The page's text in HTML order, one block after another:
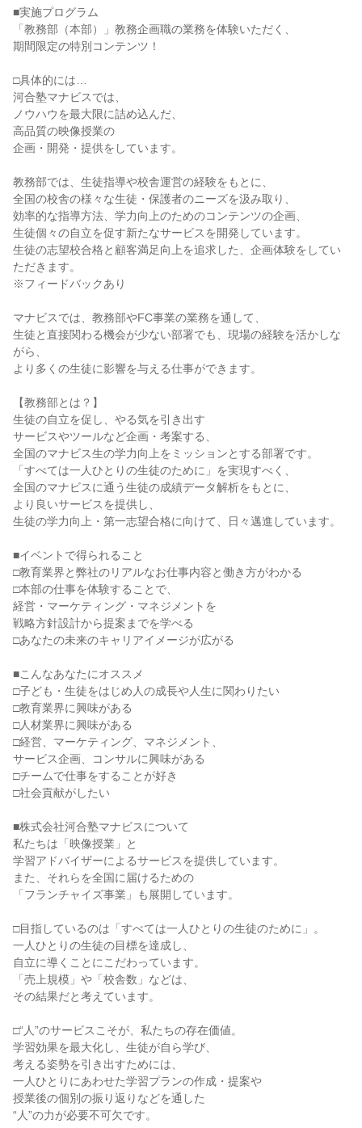
■実施プログラム
「教務部（本部）」教務企画職の業務を体験いただく、
期間限定の特別コンテンツ！
□具体的には…
河合塾マナビスでは、
ノウハウを最大限に詰め込んだ、
高品質の映像授業の
企画・開発・提供をしています。
教務部では、生徒指導や校舎運営の経験をもとに、
全国の校舎の様々な生徒・保護者のニーズを汲み取り、
効率的な指導方法、学力向上のためのコンテンツの企画、
生徒個々の自立を促す新たなサービスを開発しています。
生徒の志望校合格と顧客満足向上を追求した、企画体験をしてい
ただきます。
※フィードバックあり
マナビスでは、教務部やFC事業の業務を通して、
生徒と直接関わる機会が少ない部署でも、現場の経験を活かしな
がら、
より多くの生徒に影響を与える仕事ができます。
【教務部とは？】
生徒の自立を促し、やる気を引き出す
サービスやツールなど企画・考案する、
全国のマナビス生の学力向上をミッションとする部署です。
「すべては一人ひとりの生徒のために」を実現すべく、
全国のマナビスに通う生徒の成績データ解析をもとに、
より良いサービスを提供し、
生徒の学力向上・第一志望合格に向けて、日々邁進しています。
■イベントで得られること
□教育業界と弊社のリアルなお仕事内容と働き方がわかる
□本部の仕事を体験することで、
経営・マーケティング・マネジメントを
戦略方針設計から提案までを学べる
□あなたの未来のキャリアイメージが広がる
■こんなあなたにオススメ
□子ども・生徒をはじめ人の成長や人生に関わりたい
□教育業界に興味がある
□人材業界に興味がある
□経営、マーケティング、マネジメント、
サービス企画、コンサルに興味がある
□チームで仕事をすることが好き
□社会貢献がしたい
■株式会社河合塾マナビスについて
私たちは「映像授業」と
学習アドバイザーによるサービスを提供しています。
また、それらを全国に届けるための
「フランチャイズ事業」も展開しています。
□目指しているのは「すべては一人ひとりの生徒のために」。
一人ひとりの生徒の目標を達成し、
自立に導くことにこだわっています。
「売上規模」や「校舎数」などは、
その結果だと考えています。
□“人”のサービスこそが、私たちの存在価値。
学習効果を最大化し、生徒が自ら学び、
考える姿勢を引き出すためには、
一人ひとりにあわせた学習プランの作成・提案や
授業後の個別の振り返りなどを通した
“人”の力が必要不可欠です。